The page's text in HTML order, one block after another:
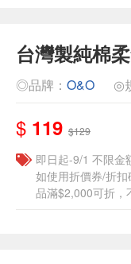
台灣製純棉
◎品牌： O&O ◎
$ 119 $129
即日起-9/1 不限金
如使用折價券/折
品滿$2,000可折，